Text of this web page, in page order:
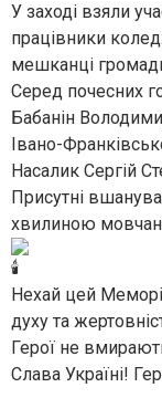
У заході взяли
працівники
мешканці
Серед почесних
Бабанін
Івано-
Насалик Сергій
Присутні
хвилиною
Нехай цей
духу та
Герої не
Слава Україні!